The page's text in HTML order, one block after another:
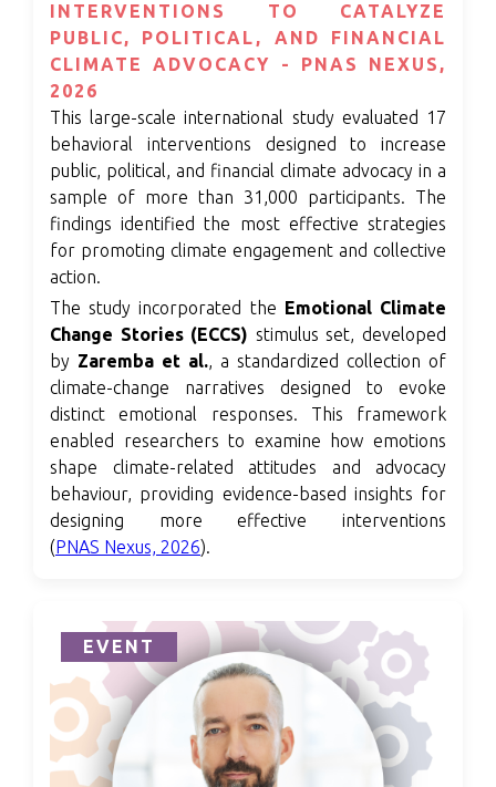
INTERVENTIONS TO CATALYZE
PUBLIC, POLITICAL, AND FINANCIAL
CLIMATE ADVOCACY - PNAS NEXUS,
2026
This large-scale international study evaluated 17
behavioral interventions designed to increase
public, political, and financial climate advocacy in a
sample of more than 31,000 participants. The
findings identified the most effective strategies
for promoting climate engagement and collective
action.
The study incorporated the Emotional Climate
Change Stories (ECCS) stimulus set, developed
by Zaremba et al., a standardized collection of
climate-change narratives designed to evoke
distinct emotional responses. This framework
enabled researchers to examine how emotions
shape climate-related attitudes and advocacy
behaviour, providing evidence-based insights for
designing more effective interventions
(PNAS Nexus, 2026).
EVENT